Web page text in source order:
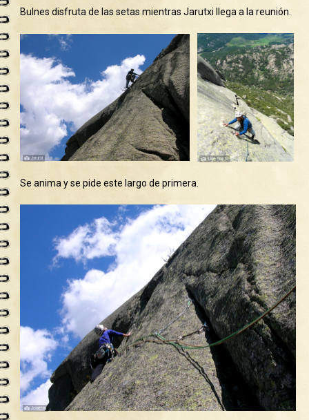
Bulnes disfruta de las setas mientras Jarutxi llega a la reunión.
Se anima y se pide este largo de primera.